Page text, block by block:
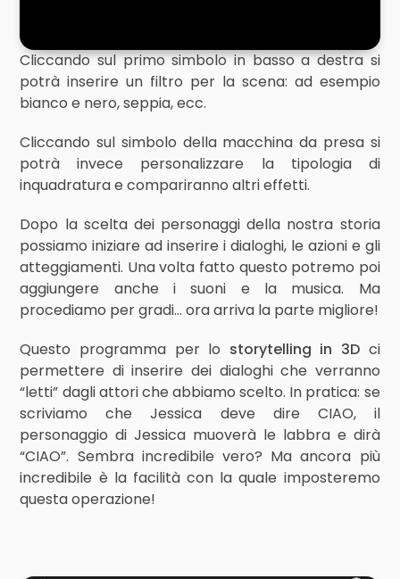
Cliccando sul primo simbolo in basso a destra si
potrà inserire un filtro per la scena: ad esempio
bianco e nero, seppia, ecc.
Cliccando sul simbolo della macchina da presa si
potrà invece personalizzare la tipologia di
inquadratura e compariranno altri effetti.
Dopo la scelta dei personaggi della nostra storia
possiamo iniziare ad inserire i dialoghi, le azioni e gli
atteggiamenti. Una volta fatto questo potremo poi
aggiungere anche i suoni e la musica. Ma
procediamo per gradi… ora arriva la parte migliore!
Questo programma per lo storytelling in 3D ci
permettere di inserire dei dialoghi che verranno
“letti” dagli attori che abbiamo scelto. In pratica: se
scriviamo che Jessica deve dire CIAO, il
personaggio di Jessica muoverà le labbra e dirà
“CIAO”. Sembra incredibile vero? Ma ancora più
incredibile è la facilità con la quale imposteremo
questa operazione!